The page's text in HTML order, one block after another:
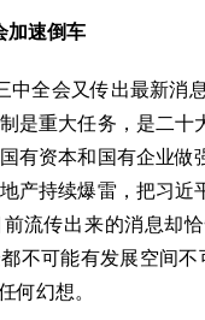
加速倒车
中全会又传出最新消
是重大任务，是二
有资本和国有企业做
产持续爆雷，把习
流传出来的消息却
不可能有发展空间
何幻想。